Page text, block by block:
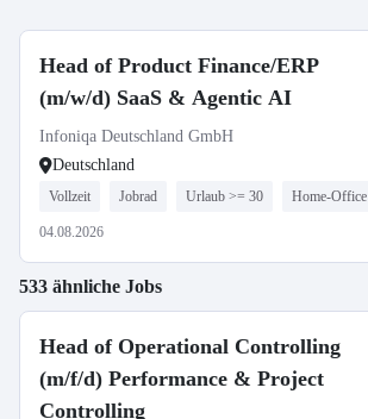
Head of Product Finance/ERP
(m/w/d) SaaS & Agentic AI
Infoniqa Deutschland GmbH
Deutschland
Vollzeit Jobrad Urlaub >= 30 Home-Office
04.08.2026
533 ähnliche Jobs
Head of Operational Controlling
(m/f/d) Performance & Project
Controlling